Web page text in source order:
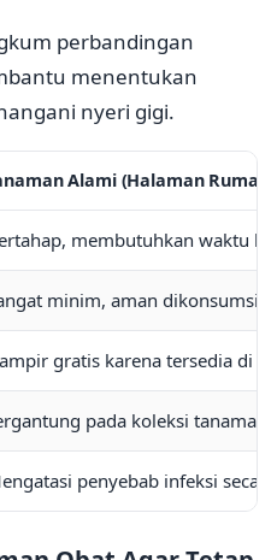
perbandingan
menentukan
nyeri gigi.
Alami (Halaman Rumah)
membutuhkan waktu
minim, aman dikonsumsi
gratis karena tersedia di
pada koleksi tanaman
penyebab infeksi